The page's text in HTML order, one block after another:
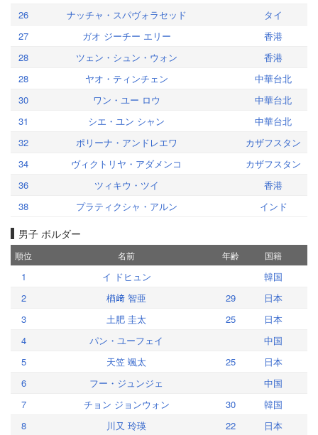
26 ナッチャ・スパヴォラセッド
タイ
27
ガオ ジーチー エリー
香港
28
ツェン・シュン・ウォン
香港
28
ヤオ・ティンチェン
中華台北
30
ワン・ユー ロウ
中華台北
31
シエ・ユン シャン
中華台北
32
ポリーナ・アンドレエワ
カザフスタン
34
ヴィクトリヤ・アダメンコ
カザフスタン
36
ツィキウ・ツイ
香港
38
プラティクシャ・アルン インド
男子 ボルダー
順位 名前 年齢 国籍
1 イ ドヒュン
韓国
2
楢﨑 智亜 29
日本
3
土肥 圭太 25
日本
4
パン・ユーフェイ
中国
5
天笠 颯太 25
日本
6
フー・ジュンジェ
中国
7
チョン ジョンウォン 30
韓国
8
川又 玲瑛 22
日本